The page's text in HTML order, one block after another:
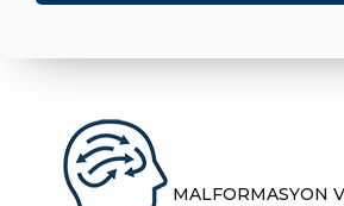
MALFORMASYON